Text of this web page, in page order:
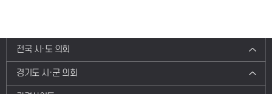
전국 시·도 의회
경기도 시·군 의회